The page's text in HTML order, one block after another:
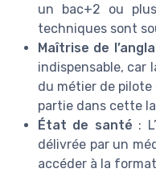
un bac+2 ou
techniques sont
Maîtrise de
indispensable, car
du métier de
partie dans cette
État de santé :
délivrée par un
accéder à la